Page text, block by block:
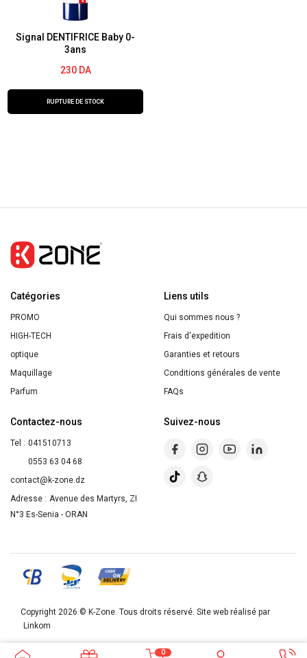
0
Signal DENTIFRICE Baby 0-
3ans
230 DA
RUPTURE DE STOCK
Catégories
PROMO
HIGH-TECH
optique
Maquillage
Parfum
Liens utils
Qui sommes nous ?
Frais d'expedition
Garanties et retours
Conditions générales de vente
FAQs
Contactez-nous
Tel : 041510713
0553 63 04 68
contact@k-zone.dz
Adresse : Avenue des Martyrs, ZI
N°3 Es-Senia - ORAN
Suivez-nous
Copyright 2026 © K-Zone. Tous droits réservé. Site web réalisé par
Linkom